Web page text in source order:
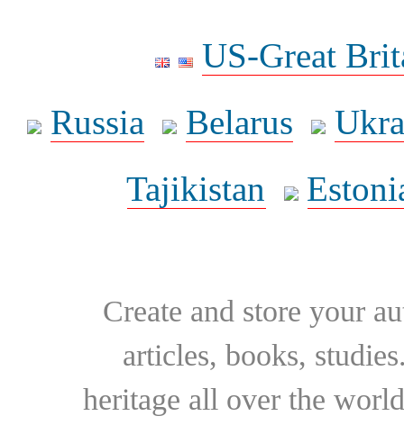
US-Great
Russia
Belarus
Tajikistan
Create and store your
articles, books,
heritage all over the